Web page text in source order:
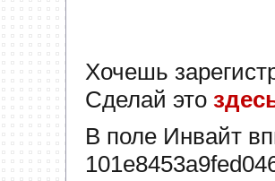
Хочешь
Сделай это
В поле Инвайт